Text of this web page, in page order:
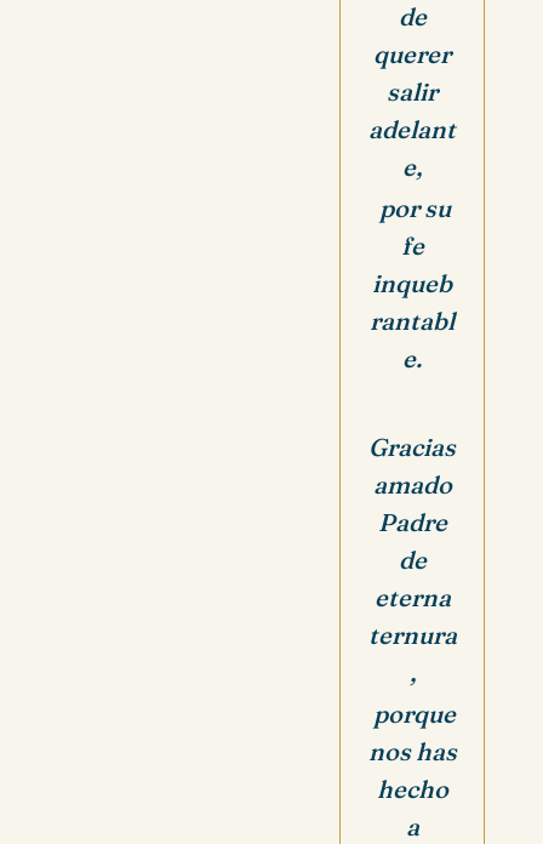
de
querer
salir
adelant
e,
por su
fe
inqueb
rantabl
e.
Gracias
amado
Padre
de
eterna
ternura
,
porque
nos has
hecho
a